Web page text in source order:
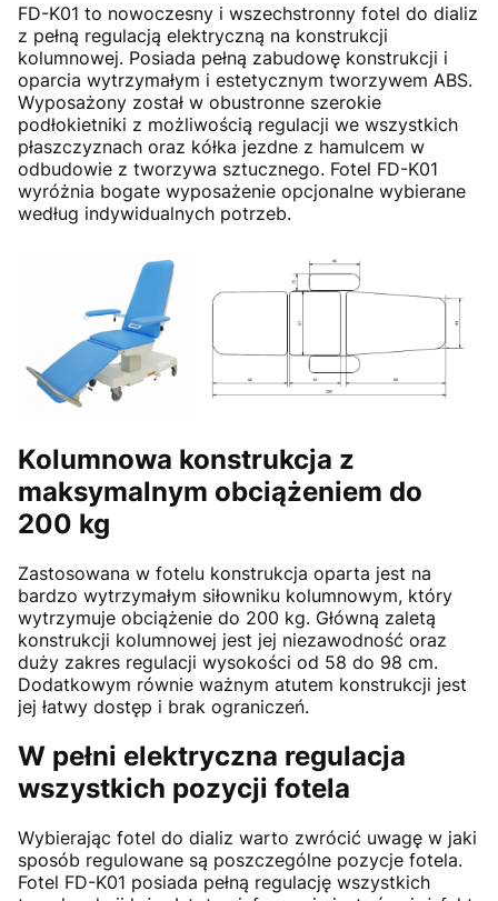
FD-K01 to nowoczesny i wszechstronny fotel do dializ
z pełną regulacją elektryczną na konstrukcji
kolumnowej. Posiada pełną zabudowę konstrukcji i
oparcia wytrzymałym i estetycznym tworzywem ABS.
Wyposażony został w obustronne szerokie
podłokietniki z możliwością regulacji we wszystkich
płaszczyznach oraz kółka jezdne z hamulcem w
odbudowie z tworzywa sztucznego. Fotel FD-K01
wyróżnia bogate wyposażenie opcjonalne wybierane
według indywidualnych potrzeb.
Kolumnowa konstrukcja z
maksymalnym obciążeniem do
200 kg
Zastosowana w fotelu konstrukcja oparta jest na
bardzo wytrzymałym siłowniku kolumnowym, który
wytrzymuje obciążenie do 200 kg. Główną zaletą
konstrukcji kolumnowej jest jej niezawodność oraz
duży zakres regulacji wysokości od 58 do 98 cm.
Dodatkowym równie ważnym atutem konstrukcji jest
jej łatwy dostęp i brak ograniczeń.
W pełni elektryczna regulacja
wszystkich pozycji fotela
Wybierając fotel do dializ warto zwrócić uwagę w jaki
sposób regulowane są poszczególne pozycje fotela.
Fotel FD-K01 posiada pełną regulację wszystkich